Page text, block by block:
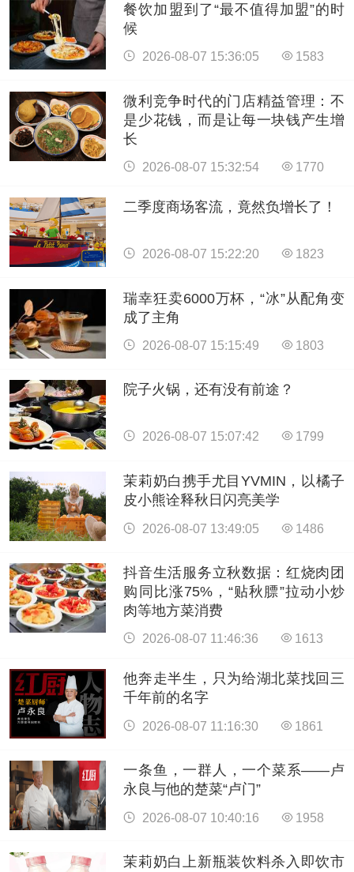
餐饮加盟到了“最不值得加盟”的时
候
2026-08-07 15:36:05 1583
微利竞争时代的门店精益管理：不
是少花钱，而是让每一块钱产生增
长
2026-08-07 15:32:54 1770
二季度商场客流，竟然负增长了！
2026-08-07 15:22:20 1823
瑞幸狂卖6000万杯，“冰”从配角变
成了主角
2026-08-07 15:15:49 1803
院子火锅，还有没有前途？
2026-08-07 15:07:42 1799
茉莉奶白携手尤目YVMIN，以橘子
皮小熊诠释秋日闪亮美学
2026-08-07 13:49:05 1486
抖音生活服务立秋数据：红烧肉团
购同比涨75%，“贴秋膘”拉动小炒
肉等地方菜消费
2026-08-07 11:46:36 1613
他奔走半生，只为给湖北菜找回三
千年前的名字
2026-08-07 11:16:30 1861
一条鱼，一群人，一个菜系——卢
永良与他的楚菜“卢门”
2026-08-07 10:40:16 1958
茉莉奶白上新瓶装饮料杀入即饮市